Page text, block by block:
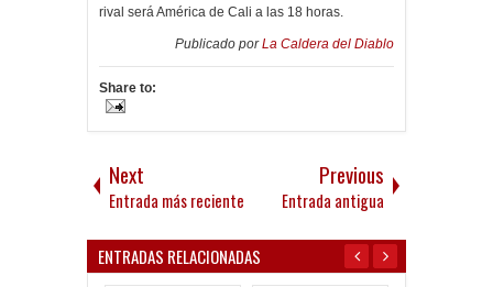
rival será América de Cali a las 18 horas.
Publicado porLa Caldera del Diablo
Share to:
Next
Entrada más reciente
Previous
Entrada antigua
ENTRADAS RELACIONADAS